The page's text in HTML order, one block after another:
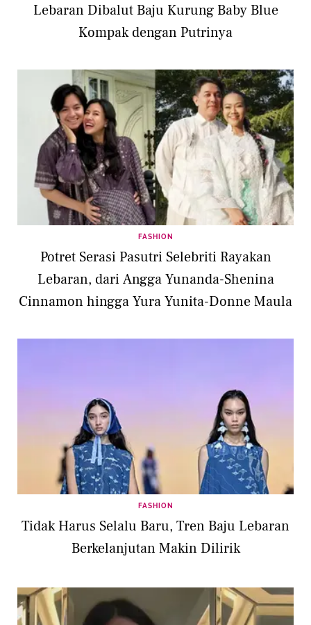
Lebaran Dibalut Baju Kurung Baby Blue
Kompak dengan Putrinya
FASHION
Potret Serasi Pasutri Selebriti Rayakan
Lebaran, dari Angga Yunanda-Shenina
Cinnamon hingga Yura Yunita-Donne Maula
FASHION
Tidak Harus Selalu Baru, Tren Baju Lebaran
Berkelanjutan Makin Dilirik